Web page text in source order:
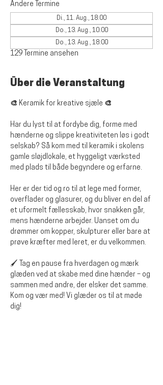
Andere Termine
Di., 11. Aug., 18:00
Do., 13. Aug., 10:00
Do., 13. Aug., 18:00
129 Termine ansehen
Über die Veranstaltung
🎨 Keramik for kreative sjæle 🎨
Har du lyst til at fordybe dig, forme med
hænderne og slippe kreativiteten løs i godt
selskab? Så kom med til keramik i skolens
gamle sløjdlokale, et hyggeligt værksted
med plads til både begyndere og erfarne.
Her er der tid og ro til at lege med former,
overflader og glasurer, og du bliver en del af
et uformelt fællesskab, hvor snakken går,
mens hænderne arbejder. Uanset om du
drømmer om kopper, skulpturer eller bare at
prøve kræfter med leret, er du velkommen.
🖌️ Tag en pause fra hverdagen og mærk
glæden ved at skabe med dine hænder – og
sammen med andre, der elsker det samme.
Kom og vær med! Vi glæder os til at møde
dig!